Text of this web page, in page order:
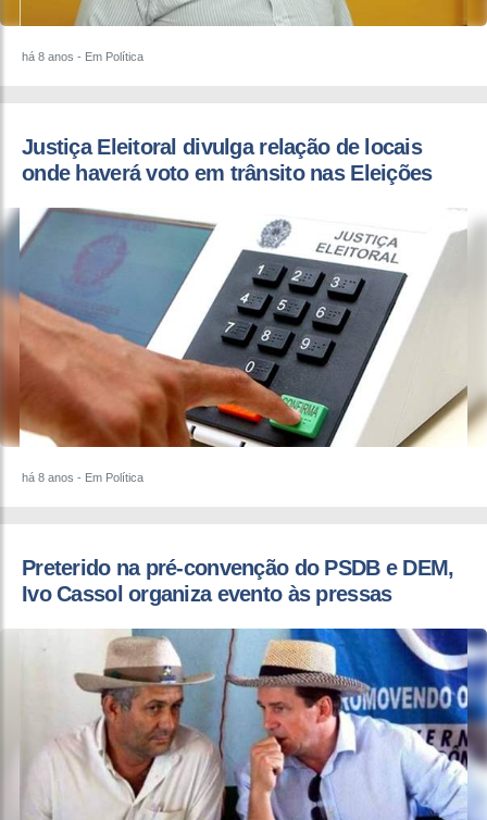
há 8 anos - Em Política
Justiça Eleitoral divulga relação de locais
onde haverá voto em trânsito nas Eleições
há 8 anos - Em Política
Preterido na pré-convenção do PSDB e DEM,
Ivo Cassol organiza evento às pressas